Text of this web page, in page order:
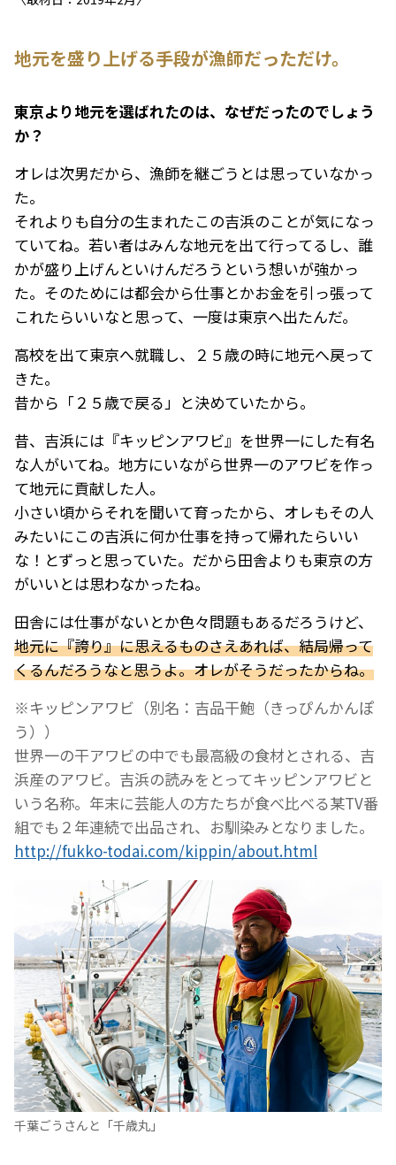
地元を盛り上げる手段が漁師だっただけ。
――東京より地元を選ばれたのは、なぜだったのでしょう
か？
オレは次男だから、漁師を継ごうとは思っていなかっ
た。
それよりも自分の生まれたこの吉浜のことが気になっ
ていてね。若い者はみんな地元を出て行ってるし、誰
かが盛り上げんといけんだろうという想いが強かっ
た。そのためには都会から仕事とかお金を引っ張って
これたらいいなと思って、一度は東京へ出たんだ。
高校を出て東京へ就職し、２５歳の時に地元へ戻って
きた。
昔から「２５歳で戻る」と決めていたから。
昔、吉浜には『キッピンアワビ』を世界一にした有名
な人がいてね。地方にいながら世界一のアワビを作っ
て地元に貢献した人。
小さい頃からそれを聞いて育ったから、オレもその人
みたいにこの吉浜に何か仕事を持って帰れたらいい
な！とずっと思っていた。だから田舎よりも東京の方
がいいとは思わなかったね。
田舎には仕事がないとか色々問題もあるだろうけど、
地元に『誇り』に思えるものさえあれば、結局帰って
くるんだろうなと思うよ。オレがそうだったからね。
※キッピンアワビ（別名：吉品干鮑（きっぴんかんぽ
う））
世界一の干アワビの中でも最高級の食材とされる、吉
浜産のアワビ。吉浜の読みをとってキッピンアワビと
いう名称。年末に芸能人の方たちが食べ比べる某TV番
組でも２年連続で出品され、お馴染みとなりました。
http://fukko-todai.com/kippin/about.html
千葉ごうさんと「千歳丸」